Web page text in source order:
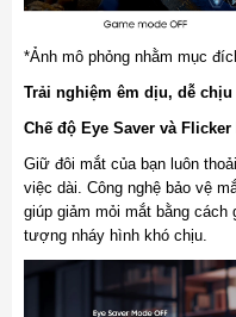
*Ảnh mô phỏng nhằm mục
Trải nghiệm êm dịu, dễ
Chế độ Eye Saver và Flicker
Giữ đôi mắt của bạn luôn
việc dài. Công nghệ bảo vệ
giúp giảm mỏi mắt bằng cách
tượng nháy hình khó chịu.